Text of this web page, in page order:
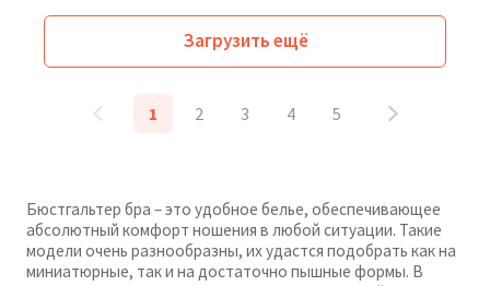
Загрузить ещё
1 2 3 4 5
Бюстгальтер бра – это удобное белье, обеспечивающее
абсолютный комфорт ношения в любой ситуации. Такие
модели очень разнообразны, их удастся подобрать как на
миниатюрные, так и на достаточно пышные формы. В